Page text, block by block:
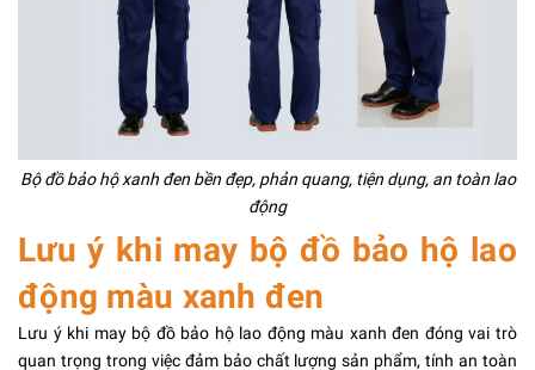
Bộ đồ bảo hộ xanh đen bền đẹp, phản quang, tiện dụng, an toàn lao
động
Lưu ý khi may bộ đồ bảo hộ lao
động màu xanh đen
Lưu ý khi may bộ đồ bảo hộ lao động màu xanh đen đóng vai trò
quan trọng trong việc đảm bảo chất lượng sản phẩm, tính an toàn